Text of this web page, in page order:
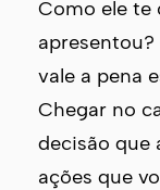
Como ele te
vale a pena
Chegar no
decisão que
ações que